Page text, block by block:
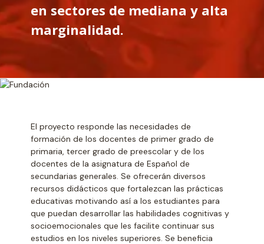
en sectores de mediana y alta
marginalidad.
El proyecto responde las necesidades de
formación de los docentes de primer grado de
primaria, tercer grado de preescolar y de los
docentes de la asignatura de Español de
secundarias generales. Se ofrecerán diversos
recursos didácticos que fortalezcan las prácticas
educativas motivando así­ a los estudiantes para
que puedan desarrollar las habilidades cognitivas y
socioemocionales que les facilite continuar sus
estudios en los niveles superiores. Se beneficia